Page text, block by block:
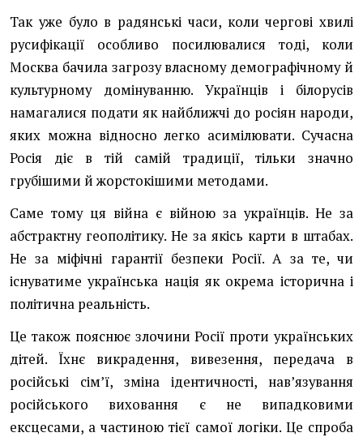
Так уже було в радянські часи, коли чергові хвилі
русифікації особливо посилювалися тоді, коли
Москва бачила загрозу власному демографічному й
культурному домінуванню. Українців і білорусів
намагалися подати як найближчі до росіян народи,
яких можна відносно легко асимілювати. Сучасна
Росія діє в тій самій традиції, тільки значно
грубішими й жорстокішими методами.
Саме тому ця війна є війною за українців. Не за
абстрактну геополітику. Не за якісь карти в штабах.
Не за міфічні гарантії безпеки Росії. А за те, чи
існуватиме українська нація як окрема історична і
політична реальність.
Це також пояснює злочини Росії проти українських
дітей. Їхнє викрадення, вивезення, передача в
російські сім’ї, зміна ідентичності, нав’язування
російського виховання є не випадковими
ексцесами, а частиною тієї самої логіки. Це спроба